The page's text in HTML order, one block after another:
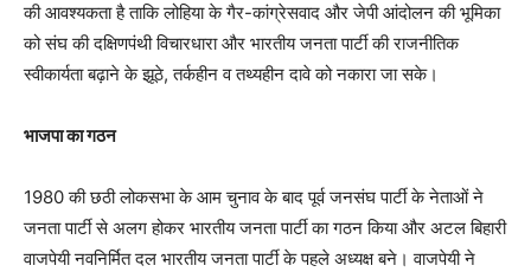
की आवश्यकता है ताकि लोहिया के गैर-कांग्रेसवाद और जेपी आंदोलन की भूमिका
को संघ की दक्षिणपंथी विचारधारा और भारतीय जनता पार्टी की राजनीतिक
स्वीकार्यता बढ़ाने के झूठे, तर्कहीन व तथ्यहीन दावे को नकारा जा सके।
भाजपा का गठन
1980 की छठी लोकसभा के आम चुनाव के बाद पूर्व जनसंघ पार्टी के नेताओं ने
जनता पार्टी से अलग होकर भारतीय जनता पार्टी का गठन किया और अटल बिहारी
वाजपेयी नवनिर्मित दल भारतीय जनता पार्टी के पहले अध्यक्ष बने। वाजपेयी ने